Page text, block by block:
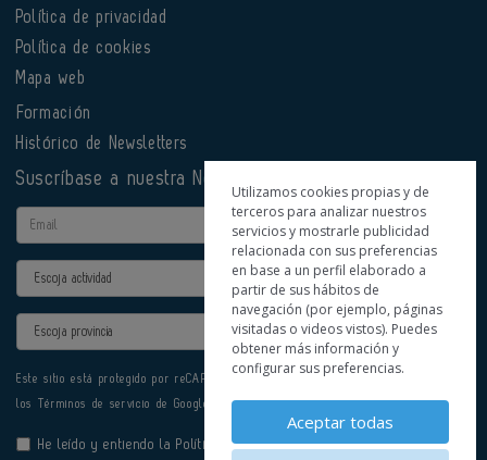
Política de privacidad
Política de cookies
Mapa web
Formación
Histórico de Newsletters
Suscríbase a nuestra Newsletter
Email
Actividad
Provincia
Este sitio está protegido por reCAPTCHA y se aplican la
los Términos de servicio de Google.
He leído y entiendo la Política de Privacidad
Utilizamos cookies propias y de
terceros para analizar nuestros
servicios y mostrarle publicidad
relacionada con sus preferencias
en base a un perfil elaborado a
partir de sus hábitos de
navegación (por ejemplo, páginas
visitadas o videos vistos). Puedes
obtener más información y
configurar sus preferencias.
Aceptar todas